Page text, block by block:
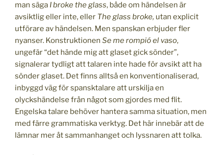
man säga I broke the glass, både om händelsen är
avsiktlig eller inte, eller The glass broke, utan explicit
utförare av händelsen. Men spanskan erbjuder fler
nyanser. Konstruktionen Se me rompió el vaso,
ungefär “det hände mig att glaset gick sönder”,
signalerar tydligt att talaren inte hade för avsikt att ha
sönder glaset. Det finns alltså en konventionaliserad,
inbyggd väg för spansktalare att urskilja en
olyckshändelse från något som gjordes med flit.
Engelska talare behöver hantera samma situation, men
med färre grammatiska verktyg. Det här innebär att de
lämnar mer åt sammanhanget och lyssnaren att tolka.